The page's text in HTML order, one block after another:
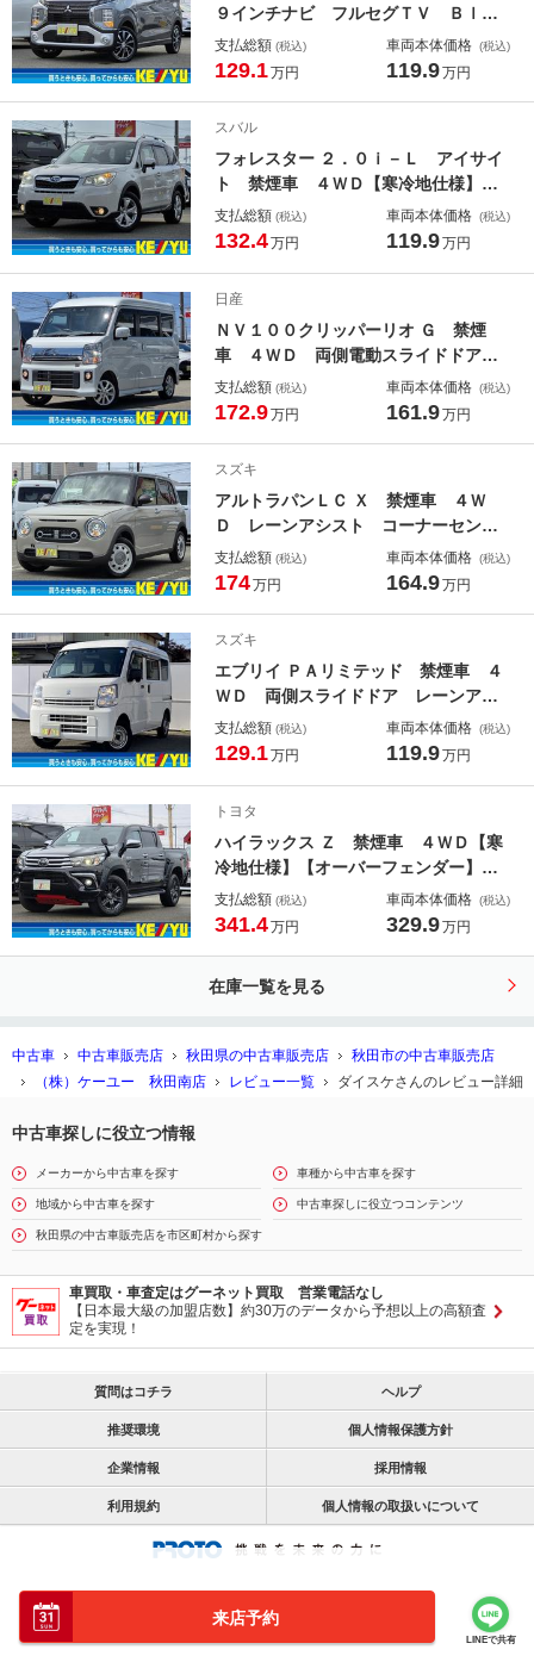
来店予約
LINEで共有
９インチナビ フルセグＴＶ Ｂｌｕ
ｅｔｏｏｔｈ アラウンドビューモニ
ター シートヒーター デジタルイン
ポート
支払総額 (税込)
129.1万円
車両本体価格 (税込)
119.9万円
スバル
フォレスター ２．０ｉ－Ｌ アイサイ
ト 禁煙車 ４ＷＤ【寒冷地仕様】社
外ナビ フルセグＴＶ Ｂｌｕｅｔｏ
ｏｔｈ バックカメラ シートヒータ
シスト ＥＴＣ スペアキー
支払総額 (税込)
132.4万円
車両本体価格 (税込)
119.9万円
日産
ＮＶ１００クリッパーリオ Ｇ 禁煙
車 ４ＷＤ 両側電動スライドドア
シートヒーター オーバーヘッドコン
ソール オートステップ 純正ナビ
ｔｏｏｔｈ】 バックカメラ コーナ
ーセンサー レーンアシスト 衝突被
害軽減サポート
支払総額 (税込)
172.9万円
車両本体価格 (税込)
161.9万円
スズキ
アルトラパンＬＣ Ｘ 禁煙車 ４Ｗ
Ｄ レーンアシスト コーナーセンサ
ー 衝突軽減サポート ＵＳＢ ハー
フレザーシート シートヒーター Ｌ
ン 盗難防止装置
支払総額 (税込)
174万円
車両本体価格 (税込)
164.9万円
スズキ
エブリイ ＰＡリミテッド 禁煙車 ４
ＷＤ 両側スライドドア レーンアシ
スト 衝突軽減サポート コーナーセ
ンサー オーディオ ＵＳＢ ＥＴ
支払総額 (税込)
129.1万円
車両本体価格 (税込)
119.9万円
トヨタ
ハイラックス Ｚ 禁煙車 ４ＷＤ【寒
冷地仕様】【オーバーフェンダー】純
正ナビ フルセグＴＶ ドライブレコ
ーダー ＥＴＣ Ｂｌｕｅｔｏｏｔｈ
軽減サポート
支払総額 (税込)
341.4万円
車両本体価格 (税込)
329.9万円
在庫一覧を見る
中古車 中古車販売店 秋田県の中古車販売店
秋田市の中古車販売店
（株）ケーユー 秋田南店
レビュー一覧 ダイスケさんのレビュー詳細
中古車探しに役立つ情報
メーカーから中古車を探す 車種から中古車を探す
地域から中古車を探す 中古車探しに役立つコンテンツ
秋田県の中古車販売店を市区町村から探す
車買取・車査定はグーネット買取 営業電話なし
【日本最大級の加盟店数】約30万のデータから予想以上の高額査
定を実現！
質問はコチラ ヘルプ
推奨環境 個人情報保護方針
企業情報 採用情報
利用規約 個人情報の取扱いについて